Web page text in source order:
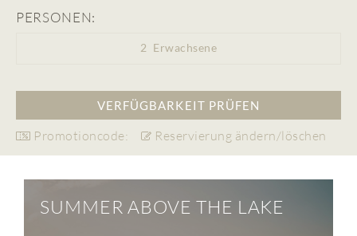
PERSONEN:
2 Erwachsene
Promotioncode: Reservierung ändern/löschen
SUMMER ABOVE THE LAKE